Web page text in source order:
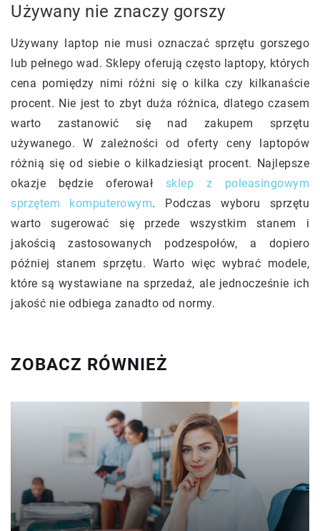
Używany nie znaczy gorszy
Używany laptop nie musi oznaczać sprzętu gorszego
lub pełnego wad. Sklepy oferują często laptopy, których
cena pomiędzy nimi różni się o kilka czy kilkanaście
procent. Nie jest to zbyt duża różnica, dlatego czasem
warto zastanowić się nad zakupem sprzętu
używanego. W zależności od oferty ceny laptopów
różnią się od siebie o kilkadziesiąt procent. Najlepsze
okazje będzie oferował sklep z poleasingowym
sprzętem komputerowym. Podczas wyboru sprzętu
warto sugerować się przede wszystkim stanem i
jakością zastosowanych podzespołów, a dopiero
później stanem sprzętu. Warto więc wybrać modele,
które są wystawiane na sprzedaż, ale jednocześnie ich
jakość nie odbiega zanadto od normy.
ZOBACZ RÓWNIEŻ